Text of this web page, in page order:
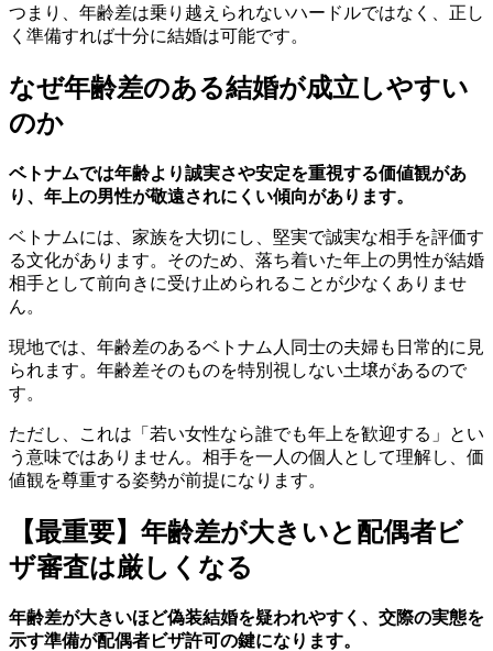
つまり、年齢差は乗り越えられないハードルではなく、正し
く準備すれば十分に結婚は可能です。
なぜ年齢差のある結婚が成立しやすい
のか
ベトナムでは年齢より誠実さや安定を重視する価値観があ
り、年上の男性が敬遠されにくい傾向があります。
ベトナムには、家族を大切にし、堅実で誠実な相手を評価す
る文化があります。そのため、落ち着いた年上の男性が結婚
相手として前向きに受け止められることが少なくありませ
ん。
現地では、年齢差のあるベトナム人同士の夫婦も日常的に見
られます。年齢差そのものを特別視しない土壌があるので
す。
ただし、これは「若い女性なら誰でも年上を歓迎する」とい
う意味ではありません。相手を一人の個人として理解し、価
値観を尊重する姿勢が前提になります。
【最重要】年齢差が大きいと配偶者ビ
ザ審査は厳しくなる
年齢差が大きいほど偽装結婚を疑われやすく、交際の実態を
示す準備が配偶者ビザ許可の鍵になります。